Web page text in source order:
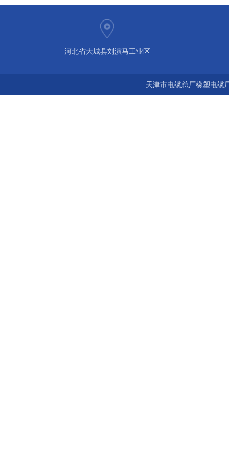
河北省大城县刘演马工业区
天津市电缆总厂橡塑电